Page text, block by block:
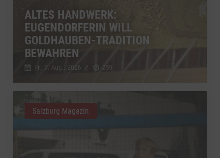
ALTES HANDWERK:
EUGENDORFERIN WILL
GOLDHAUBEN-TRADITION
BEWAHREN
Fr., 7. Aug.. 2026 // 259
Salzburg Magazin